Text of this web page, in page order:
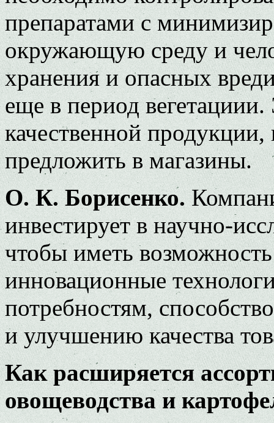
препаратами с
окружающую среду и
хранения и опасных
еще в период
качественной
предложить в магазины.
О. К. Борисенко.
инвестирует в научно-
чтобы иметь
инновационные
потребностям,
и улучшению качества
Как расширяется
овощеводства и